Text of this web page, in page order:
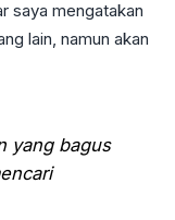
saya mengatakan
lain, namun akan
yang bagus